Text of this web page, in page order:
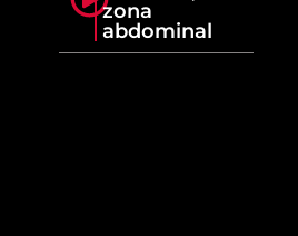
zona
abdominal